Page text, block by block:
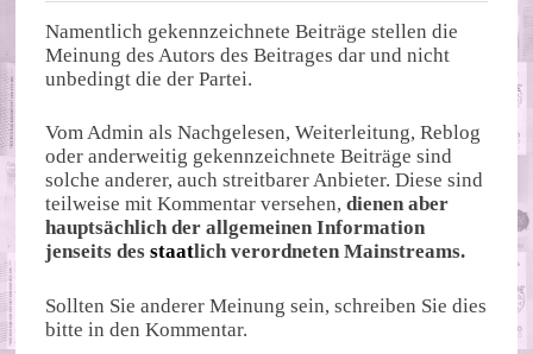
Namentlich gekennzeichnete Beiträge stellen die
Meinung des Autors des Beitrages dar und nicht
unbedingt die der Partei.
Vom Admin als Nachgelesen, Weiterleitung, Reblog
oder anderweitig gekennzeichnete Beiträge sind
solche anderer, auch streitbarer Anbieter. Diese sind
teilweise mit Kommentar versehen,dienen aber
hauptsächlich der allgemeinen Information
jenseits desstaatlich verordneten Mainstreams.
Sollten Sie anderer Meinung sein, schreiben Sie dies
bitte in den Kommentar.